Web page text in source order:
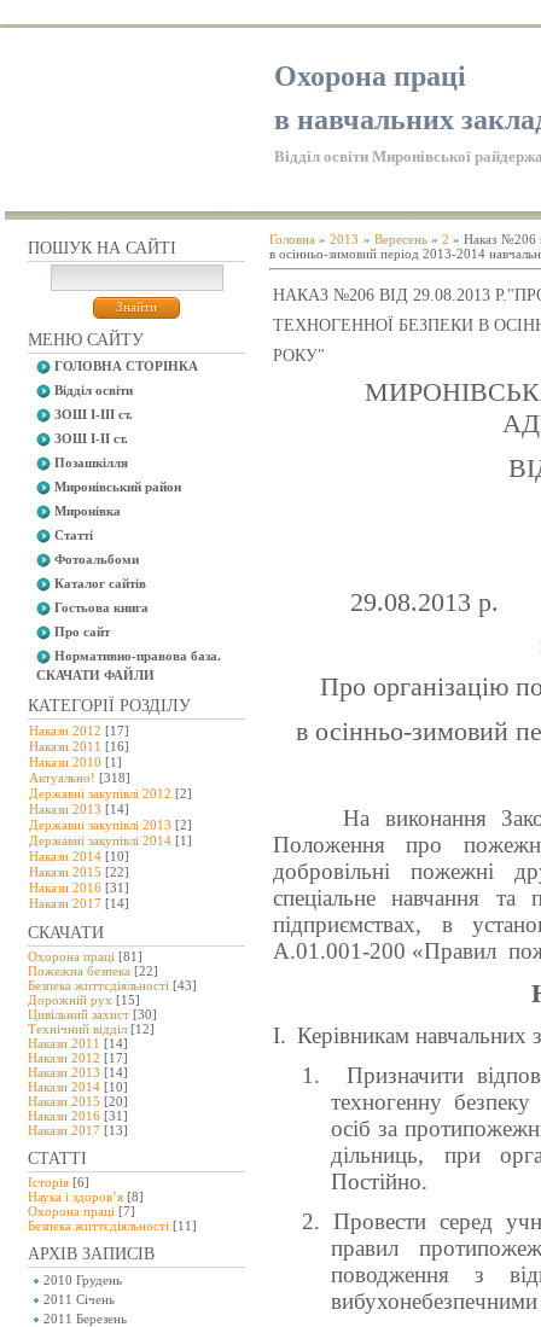
Охорона праці
в навчальних
Відділ освіти Миронівської
ПОШУК НА САЙТІ
МЕНЮ САЙТУ
ГОЛОВНА СТОРІНКА
Відділ освіти
ЗОШ І-ІІІ ст.
ЗОШ І-ІІ ст.
Позашкілля
Миронівський район
Миронівка
Статті
Фотоальбоми
Каталог сайтів
Гостьова книга
Про сайт
Нормативно-правова база.
СКАЧАТИ ФАЙЛИ
КАТЕГОРІЇ РОЗДІЛУ
Накази 2012 [17]
Накази 2011 [16]
Накази 2010 [1]
Актуально! [318]
Державні закупівлі 2012 [2]
Накази 2013 [14]
Державні закупівлі 2013 [2]
Державні закупівлі 2014 [1]
Накази 2014 [10]
Накази 2015 [22]
Накази 2016 [31]
Накази 2017 [14]
СКАЧАТИ
Охорона праці [81]
Пожежна безпека [22]
Безпека життєдіяльності [43]
Дорожній рух [15]
Цивільний захист [30]
Технічний відділ [12]
Накази 2011 [14]
Накази 2012 [17]
Накази 2013 [14]
Накази 2014 [10]
Накази 2015 [20]
Накази 2016 [31]
Накази 2017 [13]
СТАТТІ
Історія [6]
Наука і здоров’я [8]
Охорона праці [7]
Безпeка життєдіяльності [11]
АРХІВ ЗАПИСІВ
2010 Грудень
2011 Січень
2011 Березень
Головна »2013 » Вересень » 2 » Наказ №206
в осінньо-зимовий період 2013-2014
НАКАЗ №206 ВІД 29.08.2013
ТЕХНОГЕННОЇ БЕЗПЕКИ В
РОКУ"
29.08.2013 р.
Про організацію
в осінньо-зимовий
На виконання
Положення про
добровільні пожежні
спеціальне навчання та
підприємствах, в
А.01.001-200 «Правил
І. Керівникам навчальних
1.
Призначити
техногенну безпеку
осіб за
дільниць, при
Постійно.
2. Провести серед
правил
поводження з